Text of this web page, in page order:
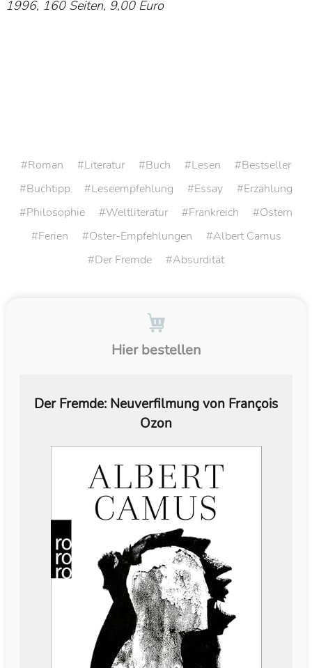
1996, 160 Seiten, 9,00 Euro
Roman Literatur Buch Lesen
Bestseller
Buchtipp
Leseempfehlung Essay
Erzählung
Philosophie
Weltliteratur Frankreich
Ostern
Ferien
Oster-Empfehlungen
Albert Camus
Der Fremde
Absurdität
Hier bestellen
Der Fremde: Neuverfilmung von François
Ozon